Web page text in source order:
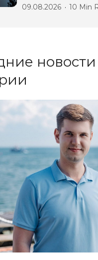
09.08.2026 10 Min
новости